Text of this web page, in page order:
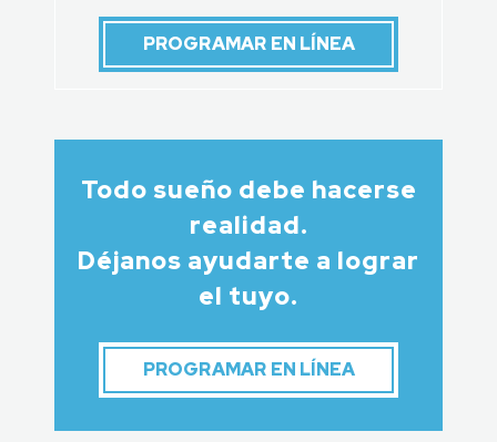
PROGRAMAR EN LÍNEA
Todo sueño debe hacerse
realidad.
Déjanos ayudarte a lograr
el tuyo.
PROGRAMAR EN LÍNEA